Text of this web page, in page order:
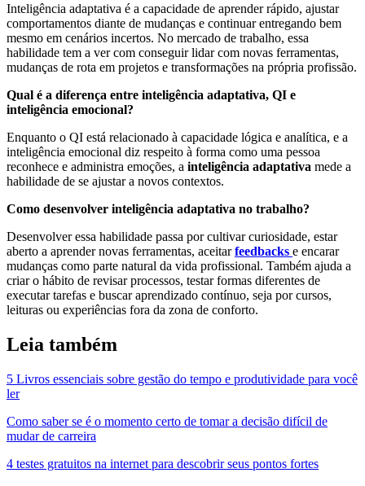
Inteligência adaptativa é a capacidade de aprender rápido, ajustar
comportamentos diante de mudanças e continuar entregando bem
mesmo em cenários incertos. No mercado de trabalho, essa
habilidade tem a ver com conseguir lidar com novas ferramentas,
mudanças de rota em projetos e transformações na própria profissão.
Qual é a diferença entre inteligência adaptativa, QI e
inteligência emocional?
Enquanto o QI está relacionado à capacidade lógica e analítica, e a
inteligência emocional diz respeito à forma como uma pessoa
reconhece e administra emoções, a inteligência adaptativa mede a
habilidade de se ajustar a novos contextos.
Como desenvolver inteligência adaptativa no trabalho?
Desenvolver essa habilidade passa por cultivar curiosidade, estar
aberto a aprender novas ferramentas, aceitarfeedbacks e encarar
mudanças como parte natural da vida profissional. Também ajuda a
criar o hábito de revisar processos, testar formas diferentes de
executar tarefas e buscar aprendizado contínuo, seja por cursos,
leituras ou experiências fora da zona de conforto.
Leia também
5 Livros essenciais sobre gestão do tempo e produtividade para você
ler
Como saber se é o momento certo de tomar a decisão difícil de
mudar de carreira
4 testes gratuitos na internet para descobrir seus pontos fortes